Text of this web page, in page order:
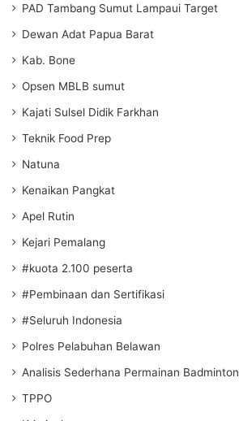
PAD Tambang Sumut Lampaui Target
Dewan Adat Papua Barat
Kab. Bone
Opsen MBLB sumut
Kajati Sulsel Didik Farkhan
Teknik Food Prep
Natuna
Kenaikan Pangkat
Apel Rutin
Kejari Pemalang
#kuota 2.100 peserta
#Pembinaan dan Sertifikasi
#Seluruh Indonesia
Polres Pelabuhan Belawan
Analisis Sederhana Permainan Badminton
TPPO